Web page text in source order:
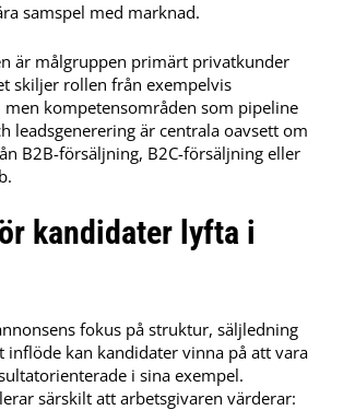
samspel med marknad.
är målgruppen primärt privatkunder
skiljer rollen från exempelvis
men kompetensområden som pipeline
leadsgenerering är centrala oavsett om
B2B-försäljning, B2C-försäljning eller
kandidater lyfta i
fokus på struktur, säljledning
inflöde kan kandidater vinna på att vara
i sina exempel.
särskilt att arbetsgivaren värderar: